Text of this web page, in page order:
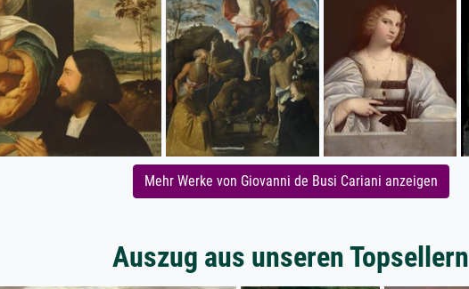
Mehr Werke von Giovanni de Busi Cariani anzeigen
Auszug aus unseren Topsellern